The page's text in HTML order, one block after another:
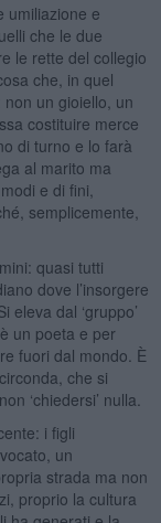
umiliazione e
che le due
le rette del collegio
che, in quel
un gioiello, un
costituire merce
di turno e lo farà
al marito ma
e di fini,
semplicemente,
quasi tutti
dove l’insorgere
dal ‘gruppo’
un poeta e per
fuori dal mondo. È
che si
‘chiedersi’ nulla.
i figli
un
strada ma non
proprio la cultura